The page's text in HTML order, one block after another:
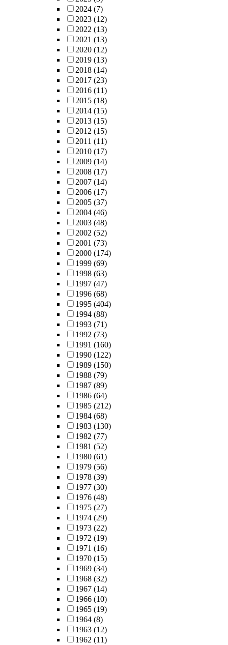
2024 (7)
2023 (12)
2022 (13)
2021 (13)
2020 (12)
2019 (13)
2018 (14)
2017 (23)
2016 (11)
2015 (18)
2014 (15)
2013 (15)
2012 (15)
2011 (11)
2010 (17)
2009 (14)
2008 (17)
2007 (14)
2006 (17)
2005 (37)
2004 (46)
2003 (48)
2002 (52)
2001 (73)
2000 (174)
1999 (69)
1998 (63)
1997 (47)
1996 (68)
1995 (404)
1994 (88)
1993 (71)
1992 (73)
1991 (160)
1990 (122)
1989 (150)
1988 (79)
1987 (89)
1986 (64)
1985 (212)
1984 (68)
1983 (130)
1982 (77)
1981 (52)
1980 (61)
1979 (56)
1978 (39)
1977 (30)
1976 (48)
1975 (27)
1974 (29)
1973 (22)
1972 (19)
1971 (16)
1970 (15)
1969 (34)
1968 (32)
1967 (14)
1966 (10)
1965 (19)
1964 (8)
1963 (12)
1962 (11)